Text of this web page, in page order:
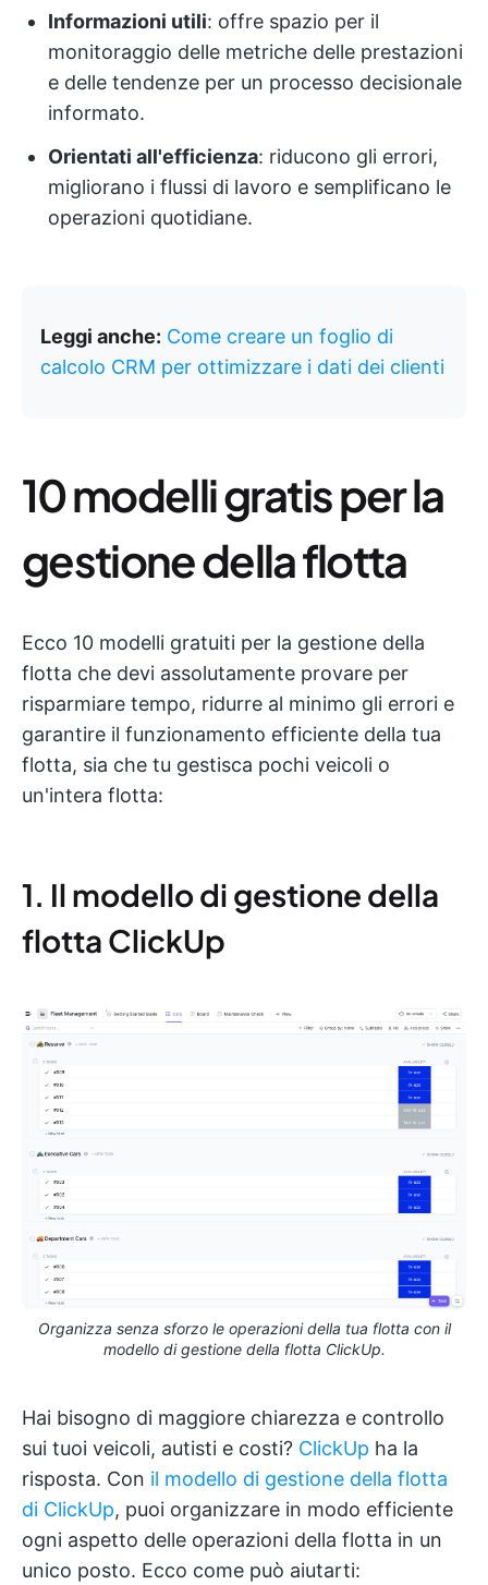
Informazioni utili: offre spazio per il
monitoraggio delle metriche delle prestazioni
e delle tendenze per un processo decisionale
informato.
Orientati all'efficienza: riducono gli errori,
migliorano i flussi di lavoro e semplificano le
operazioni quotidiane.
Leggi anche: Come creare un foglio di
calcolo CRM per ottimizzare i dati dei clienti
10 modelli gratis per la
gestione della flotta
Ecco 10 modelli gratuiti per la gestione della
flotta che devi assolutamente provare per
risparmiare tempo, ridurre al minimo gli errori e
garantire il funzionamento efficiente della tua
flotta, sia che tu gestisca pochi veicoli o
un'intera flotta:
1. Il modello di gestione della
flotta ClickUp
Organizza senza sforzo le operazioni della tua flotta con il
modello di gestione della flotta ClickUp.
Hai bisogno di maggiore chiarezza e controllo
sui tuoi veicoli, autisti e costi? ClickUp ha la
risposta. Con il modello di gestione della flotta
di ClickUp, puoi organizzare in modo efficiente
ogni aspetto delle operazioni della flotta in un
unico posto. Ecco come può aiutarti: